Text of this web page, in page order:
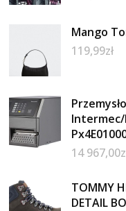
Mango
119,99zł
Intermec/
14 967,00
TOMMY
DETAIL